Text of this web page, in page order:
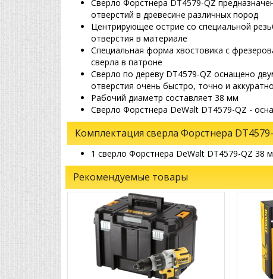
Сверло Форстнера DT4579-QZ
отверстий в древесине различных пород
Центрирующее острие со специальной
отверстия в материале
Специальная форма хвостовика с
сверла в патроне
Сверло по дереву DT4579-QZ оснащено
отверстия очень быстро, точно и аккуратно
Рабочий диаметр составляет 38 мм
Сверло Форстнера DeWalt DT4579-QZ -
Комплектация сверла Форстнера
1 сверло Форстнера DeWalt DT4579-QZ 38
Рекомендуемые товары